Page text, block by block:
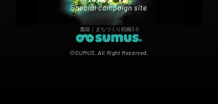
書籍｜まちづくり戦略3.0
©SUMUS. All Right Reserved.